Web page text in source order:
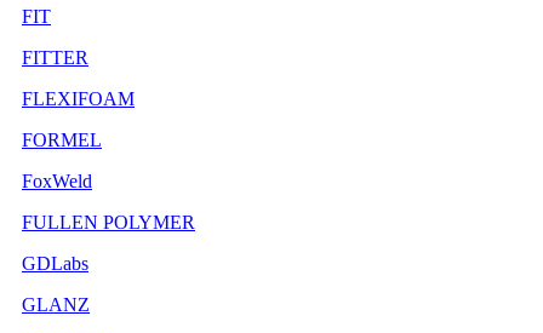
FIT
FITTER
FLEXIFOAM
FORMEL
FoxWeld
FULLEN POLYMER
GDLabs
GLANZ